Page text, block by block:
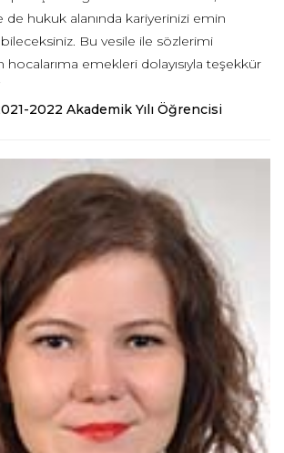
hukuk alanında kariyerinizi emin
Bu vesile ile sözlerimi
emekleri dolayısıyla teşekkür
2022 Akademik Yılı Öğrencisi